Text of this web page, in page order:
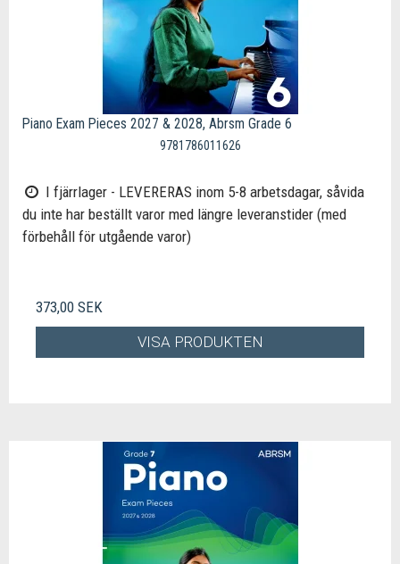
Piano Exam Pieces 2027 & 2028, Abrsm Grade 6
9781786011626
I fjärrlager - LEVERERAS inom 5-8 arbetsdagar, såvida
du inte har beställt varor med längre leveranstider (med
förbehåll för utgående varor)
373,00 SEK
VISA PRODUKTEN